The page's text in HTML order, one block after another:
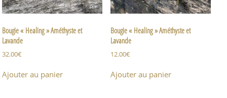
Bougie « Healing » Améthyste et
Lavande
32.00€
Ajouter au panier
Bougie « Healing » Améthyste et
Lavande
12.00€
Ajouter au panier